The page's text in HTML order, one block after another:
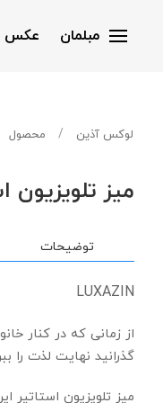
مبلمان عکس
لوکس آذین محصول
میز تلویزیون
توضیحات
LUXAZIN
از زمانی که در کنار
گذرانید نهایت لذت را
میز تلویزیون استاتیر